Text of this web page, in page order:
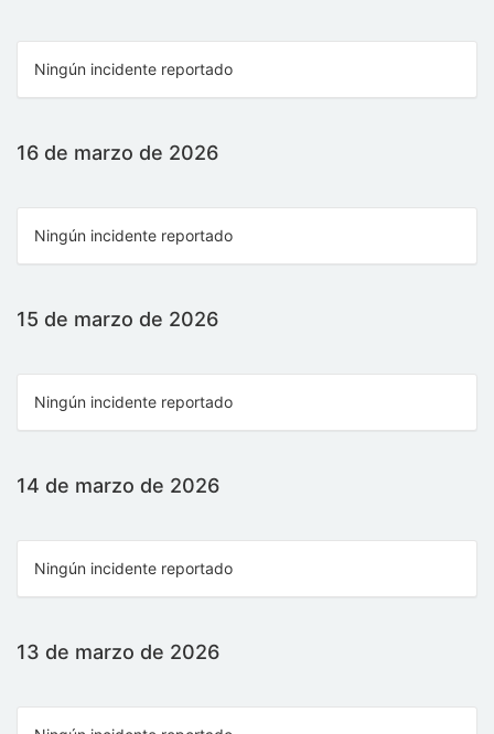
Ningún incidente reportado
16 de marzo de 2026
Ningún incidente reportado
15 de marzo de 2026
Ningún incidente reportado
14 de marzo de 2026
Ningún incidente reportado
13 de marzo de 2026